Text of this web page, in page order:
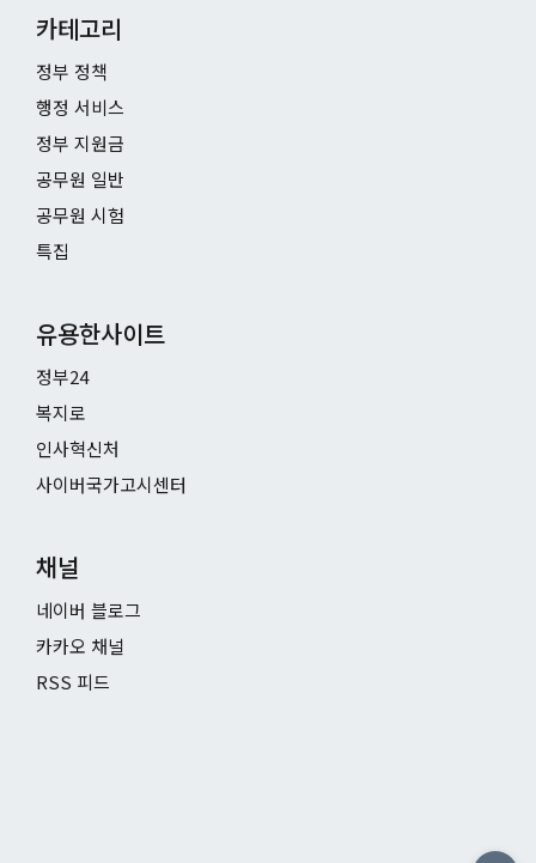
카테고리
정부 정책
행정 서비스
정부 지원금
공무원 일반
공무원 시험
특집
유용한사이트
정부24
복지로
인사혁신처
사이버국가고시센터
채널
네이버 블로그
카카오 채널
RSS 피드